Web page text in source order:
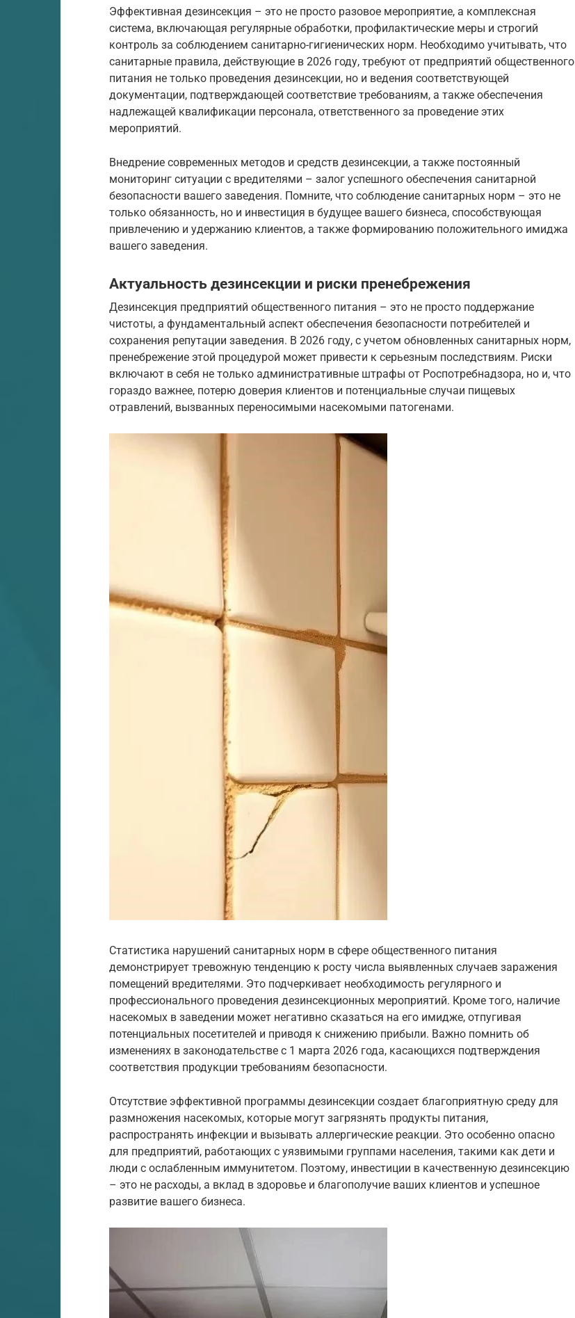
Эффективная дезинсекция – это не просто разовое мероприятие, а комплексная
система, включающая регулярные обработки, профилактические меры и строгий
контроль за соблюдением санитарно-гигиенических норм. Необходимо учитывать, что
санитарные правила, действующие в 2026 году, требуют от предприятий общественного
питания не только проведения дезинсекции, но и ведения соответствующей
документации, подтверждающей соответствие требованиям, а также обеспечения
надлежащей квалификации персонала, ответственного за проведение этих
мероприятий.
Внедрение современных методов и средств дезинсекции, а также постоянный
мониторинг ситуации с вредителями – залог успешного обеспечения санитарной
безопасности вашего заведения. Помните, что соблюдение санитарных норм – это не
только обязанность, но и инвестиция в будущее вашего бизнеса, способствующая
привлечению и удержанию клиентов, а также формированию положительного имиджа
вашего заведения.
Актуальность дезинсекции и риски пренебрежения
Дезинсекция предприятий общественного питания – это не просто поддержание
чистоты, а фундаментальный аспект обеспечения безопасности потребителей и
сохранения репутации заведения. В 2026 году, с учетом обновленных санитарных норм,
пренебрежение этой процедурой может привести к серьезным последствиям. Риски
включают в себя не только административные штрафы от Роспотребнадзора, но и, что
гораздо важнее, потерю доверия клиентов и потенциальные случаи пищевых
отравлений, вызванных переносимыми насекомыми патогенами.
Статистика нарушений санитарных норм в сфере общественного питания
демонстрирует тревожную тенденцию к росту числа выявленных случаев заражения
помещений вредителями. Это подчеркивает необходимость регулярного и
профессионального проведения дезинсекционных мероприятий. Кроме того, наличие
насекомых в заведении может негативно сказаться на его имидже, отпугивая
потенциальных посетителей и приводя к снижению прибыли. Важно помнить об
изменениях в законодательстве с 1 марта 2026 года, касающихся подтверждения
соответствия продукции требованиям безопасности.
Отсутствие эффективной программы дезинсекции создает благоприятную среду для
размножения насекомых, которые могут загрязнять продукты питания,
распространять инфекции и вызывать аллергические реакции. Это особенно опасно
для предприятий, работающих с уязвимыми группами населения, такими как дети и
люди с ослабленным иммунитетом. Поэтому, инвестиции в качественную дезинсекцию
– это не расходы, а вклад в здоровье и благополучие ваших клиентов и успешное
развитие вашего бизнеса.